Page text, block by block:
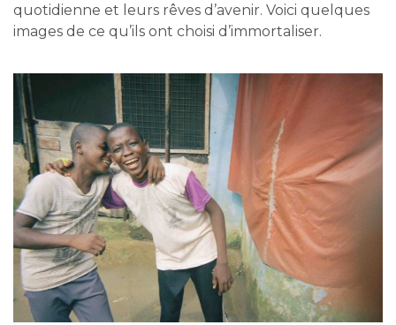
quotidienne et leurs rêves d’avenir. Voici quelques
images de ce qu’ils ont choisi d’immortaliser.